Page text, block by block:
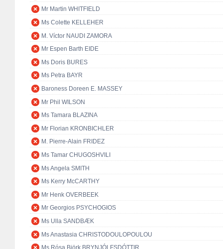
Mr Martin WHITFIELD
Ms Colette KELLEHER
M. Víctor NAUDI ZAMORA
Mr Espen Barth EIDE
Ms Doris BURES
Ms Petra BAYR
Baroness Doreen E. MASSEY
Mr Phil WILSON
Ms Tamara BLAZINA
Mr Florian KRONBICHLER
M. Pierre-Alain FRIDEZ
Ms Tamar CHUGOSHVILI
Ms Angela SMITH
Ms Kerry McCARTHY
Mr Henk OVERBEEK
Mr Georgios PSYCHOGIOS
Ms Ulla SANDBÆK
Ms Anastasia CHRISTODOULOPOULOU
Ms Rósa Björk BRYNJÓLFSDÓTTIR